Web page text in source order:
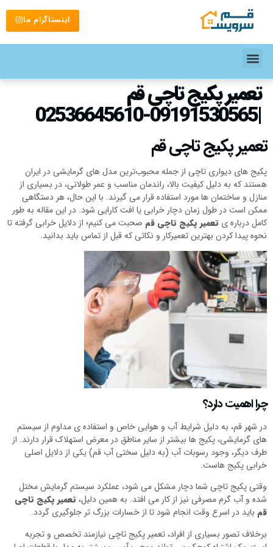
اینستاگرام ما
تعمیر پکیج تاچی قم
|09191530565-02536645610
تعمیر پکیج تاچی قم
پکیج‌ های دیواری تاچی از جمله محبوب‌ترین مدل‌ های گرمایشی در ایران
هستند که به دلیل کیفیت بالا، راندمان مناسب و عمر طولانی، در بسیاری از
منازل و ساختمان‌ ها مورد استفاده قرار می‌ گیرند. با این حال، هر دستگاهی
ممکن است در طول زمان دچار خرابی یا افت کارایی شود. در این مقاله به طور
کامل درباره‌ ی تعمیر پکیج تاچی قم صحبت می‌ کنیم؛ از دلایل خرابی گرفته تا
نحوه پیدا کردن بهترین تعمیرکار و نکاتی که قبل از تماس باید بدانید.
چرا اهمیت دارد؟
در شهر قم، به دلیل شرایط آب‌ و‌ هوایی خاص و استفاده‌ ی مداوم از سیستم‌
های گرمایشی، پکیج‌ ها بیشتر از سایر مناطق در معرض استهلاک قرار دارند. از
طرف دیگر، وجود رسوبات آب (به دلیل سختی آب قم) یکی از دلایل اصلی
خرابی پکیج‌ هاست.
وقتی پکیج تاچی شما دچار مشکل می‌ شود، عملکرد سیستم گرمایش مختل
شده و آب گرم مصرفی نیز از کار می‌ افتد. به همین دلیل، تعمیر پکیج تاچی
قم باید در اسرع وقت انجام شود تا از خسارات بزرگ‌ تر جلوگیری گردد.
برخلاف تصور بسیاری از افراد، تعمیر پکیج تاچی نیازمند تخصص و تجربه